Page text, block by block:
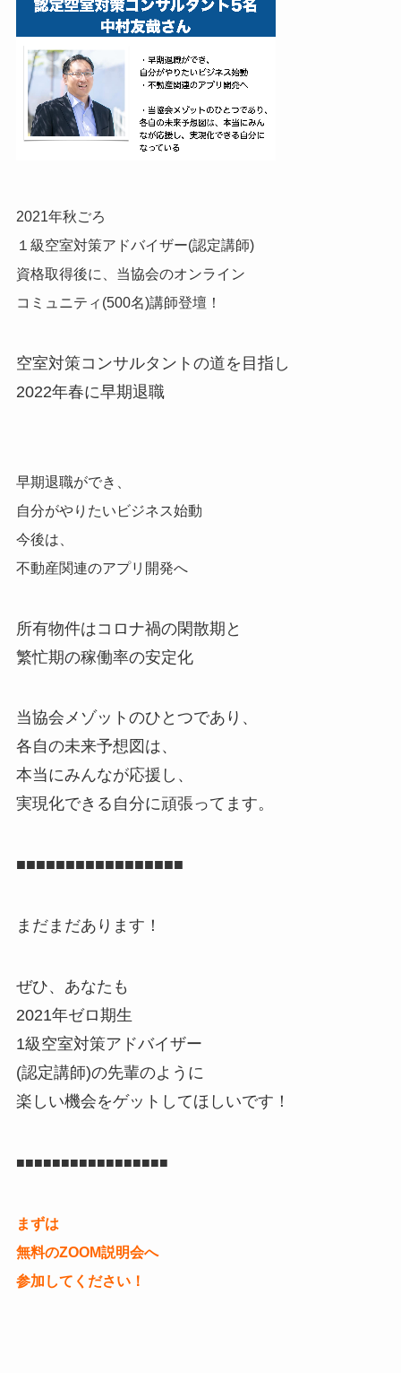
2021年秋ごろ
１級空室対策アドバイザー(認定講師)
資格取得後に、当協会のオンライン
コミュニティ(500名)講師登壇！
空室対策コンサルタントの道を目指し
2022年春に早期退職
早期退職ができ、
自分がやりたいビジネス始動
今後は、
不動産関連のアプリ開発へ
所有物件はコロナ禍の閑散期と
繁忙期の稼働率の安定化
当協会メゾットのひとつであり、
各自の未来予想図は、
本当にみんなが応援し、
実現化できる自分に頑張ってます。
■■■■■■■■■■■■■■■■■
まだまだあります！
ぜひ、あなたも
2021年ゼロ期生
1級空室対策アドバイザー
(認定講師)の先輩のように
楽しい機会をゲットしてほしいです！
■■■■■■■■■■■■■■■■■
まずは
無料のZOOM説明会へ
参加してください！